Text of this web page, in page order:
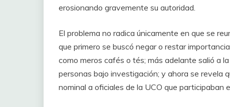
erosionando gravemente su autoridad.
El problema no radica únicamente en que se
que primero se buscó negar o restar
como meros cafés o tés; más adelante salió a
personas bajo investigación; y ahora se revela
nominal a oficiales de la UCO que participaban